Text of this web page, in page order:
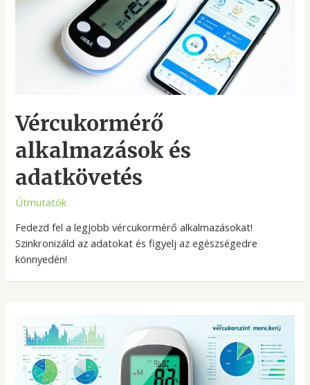
Vércukormérő
alkalmazások és
adatkövetés
Útmutatók
Fedezd fel a legjobb vércukormérő alkalmazásokat!
Szinkronizáld az adatokat és figyelj az egészségedre
könnyedén!